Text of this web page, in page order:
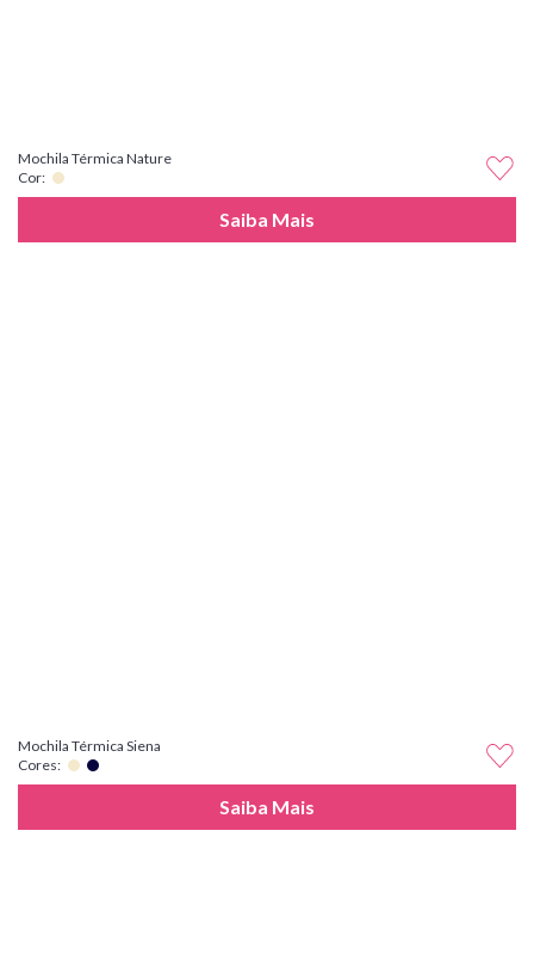
Mochila Térmica Nature
Cor:
Saiba Mais
Mochila Térmica Siena
Cores:
Saiba Mais